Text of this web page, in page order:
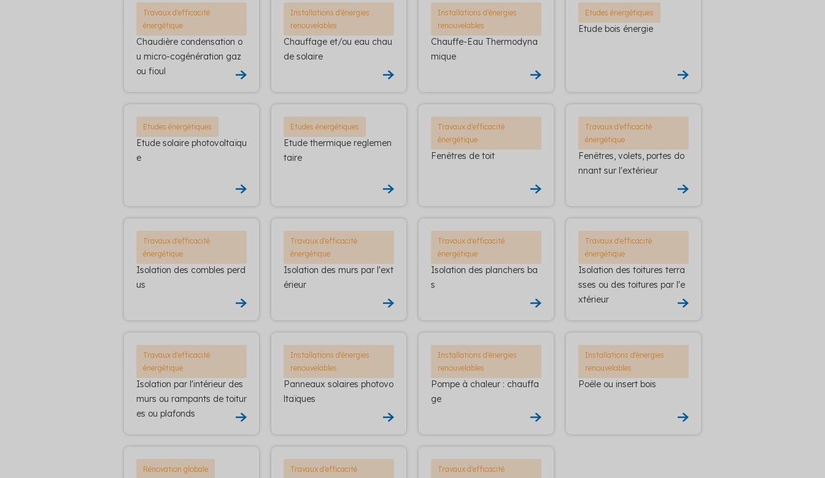
Travaux d'efficacité
énergétique
Chaudière condensation o
u micro-cogénération gaz
ou fioul
Installations d'énergies
renouvelables
Chauffage et/ou eau chau
de solaire
Installations d'énergies
renouvelables
Chauffe-Eau Thermodyna
mique
Etudes énergétiques
Etude bois énergie
Etudes énergétiques
Etude solaire photovoltaïqu
e
Etudes énergétiques
Etude thermique reglemen
taire
Travaux d'efficacité
énergétique
Fenêtres de toit
Travaux d'efficacité
énergétique
Fenêtres, volets, portes do
nnant sur l'extérieur
Travaux d'efficacité
énergétique
Isolation des combles perd
us
Travaux d'efficacité
énergétique
Isolation des murs par l'ext
érieur
Travaux d'efficacité
énergétique
Isolation des planchers ba
s
Travaux d'efficacité
énergétique
Isolation des toitures terra
sses ou des toitures par l'e
xtérieur
Travaux d'efficacité
énergétique
Isolation par l'intérieur des
murs ou rampants de toitur
es ou plafonds
Installations d'énergies
renouvelables
Panneaux solaires photovo
ltaïques
Installations d'énergies
renouvelables
Pompe à chaleur : chauffa
ge
Installations d'énergies
renouvelables
Poêle ou insert bois
Rénovation globale
Travaux d'efficacité
Travaux d'efficacité